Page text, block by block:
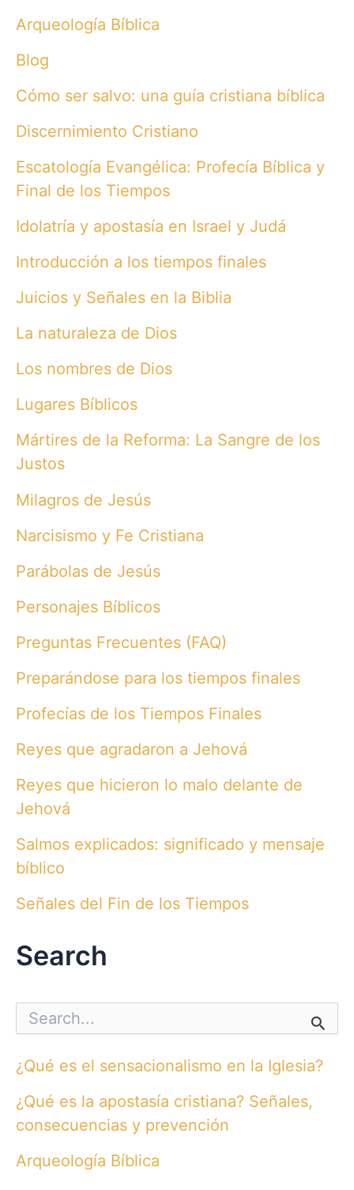
Arqueología Bíblica
Blog
Cómo ser salvo: una guía cristiana bíblica
Discernimiento Cristiano
Escatología Evangélica: Profecía Bíblica y
Final de los Tiempos
Idolatría y apostasía en Israel y Judá
Introducción a los tiempos finales
Juicios y Señales en la Biblia
La naturaleza de Dios
Los nombres de Dios
Lugares Bíblicos
Mártires de la Reforma: La Sangre de los
Justos
Milagros de Jesús
Narcisismo y Fe Cristiana
Parábolas de Jesús
Personajes Bíblicos
Preguntas Frecuentes (FAQ)
Preparándose para los tiempos finales
Profecías de los Tiempos Finales
Reyes que agradaron a Jehová
Reyes que hicieron lo malo delante de
Jehová
Salmos explicados: significado y mensaje
bíblico
Señales del Fin de los Tiempos
Search
c
f
o
¿Qué es el sensacionalismo en la Iglesia?
¿Qué es la apostasía cristiana? Señales,
consecuencias y prevención
Arqueología Bíblica